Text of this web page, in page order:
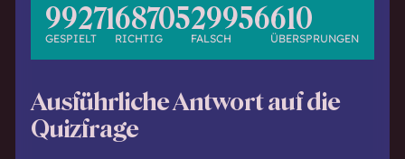
99271
GESPIELT
68705
RICHTIG
29956
FALSCH
610
ÜBERSPRUNGEN
Ausführliche Antwort auf die
Quizfrage